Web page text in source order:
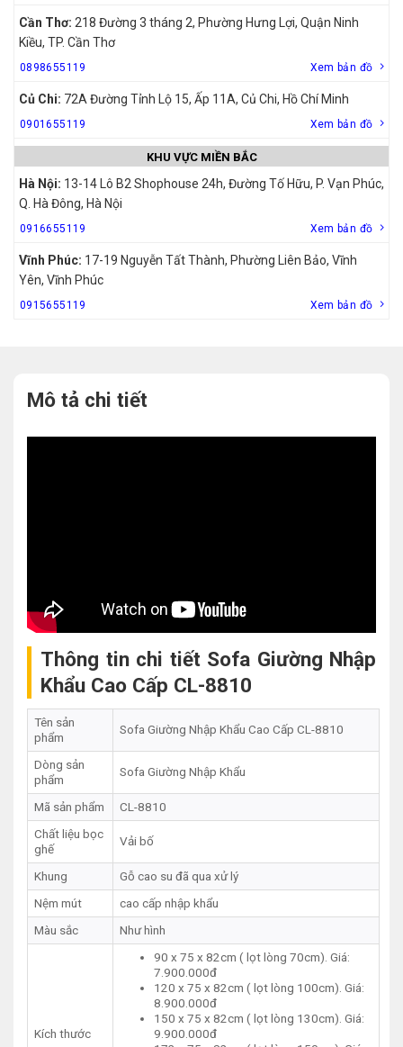
Cần Thơ: 218 Đường 3 tháng 2, Phường Hưng Lợi, Quận Ninh
Kiều, TP. Cần Thơ
0898655119 Xem bản đồ
Củ Chi: 72A Đường Tỉnh Lộ 15, Ấp 11A, Củ Chi, Hồ Chí Minh
0901655119 Xem bản đồ
KHU VỰC MIỀN BẮC
Hà Nội: 13-14 Lô B2 Shophouse 24h, Đường Tố Hữu, P. Vạn Phúc,
Q. Hà Đông, Hà Nội
0916655119 Xem bản đồ
Vĩnh Phúc: 17-19 Nguyễn Tất Thành, Phường Liên Bảo, Vĩnh
Yên, Vĩnh Phúc
0915655119 Xem bản đồ
Mô tả chi tiết
Thông tin chi tiết Sofa Giường Nhập
Khẩu Cao Cấp CL-8810
Tên sản
phẩm
Sofa Giường Nhập Khẩu Cao Cấp CL-8810
Dòng sản
phẩm
Sofa Giường Nhập Khẩu
Mã sản phẩm
CL-8810
Chất liệu bọc
ghế
Vải bố
Khung
Gỗ cao su đã qua xử lý
Nệm mút
cao cấp nhập khẩu
Màu sắc
Như hình
Kích thước
90 x 75 x 82cm ( lọt lòng 70cm). Giá:
7.900.000đ
120 x 75 x 82cm ( lọt lòng 100cm). Giá:
8.900.000đ
150 x 75 x 82cm ( lọt lòng 130cm). Giá:
9.900.000đ